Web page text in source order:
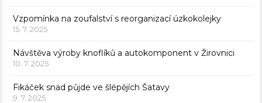
Vzpomínka na zoufalství s reorganizací úzkokolejky
15. 7. 2025
Návštěva výroby knoflíků a autokomponent v Žirovnici
10. 7. 2025
Fikáček snad půjde ve šlépějích Šatavy
9. 7. 2025